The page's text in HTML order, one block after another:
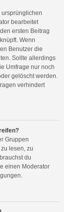
bearbeitet
ersten Beitrag
Wenn
Benutzer die
Sollte allerdings
Umfrage nur noch
gelöscht werden.
verhindert
Gruppen
lesen, zu
du
einen Moderator